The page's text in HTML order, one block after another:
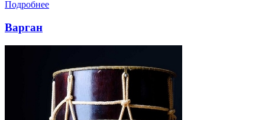
Подробнее
Варган